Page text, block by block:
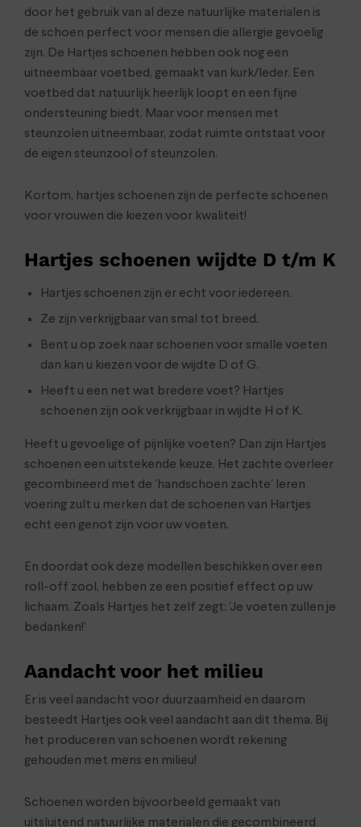
door het gebruik van al deze natuurlijke materialen is
de schoen perfect voor mensen die allergie gevoelig
zijn. De Hartjes schoenen hebben ook nog een
uitneembaar voetbed, gemaakt van kurk/leder. Een
voetbed dat natuurlijk heerlijk loopt en een fijne
ondersteuning biedt. Maar voor mensen met
steunzolen uitneembaar, zodat ruimte ontstaat voor
de eigen steunzool of steunzolen.
Kortom, hartjes schoenen zijn de perfecte schoenen
voor vrouwen die kiezen voor kwaliteit!
Hartjes schoenen wijdte D t/m K
Hartjes schoenen zijn er echt voor iedereen.
Ze zijn verkrijgbaar van smal tot breed.
Bent u op zoek naar schoenen voor smalle voeten
dan kan u kiezen voor de wijdte D of G.
Heeft u een net wat bredere voet? Hartjes
schoenen zijn ook verkrijgbaar in wijdte H of K.
Heeft u gevoelige of pijnlijke voeten? Dan zijn Hartjes
schoenen een uitstekende keuze. Het zachte overleer
gecombineerd met de ‘handschoen zachte’ leren
voering zult u merken dat de schoenen van Hartjes
echt een genot zijn voor uw voeten.
En doordat ook deze modellen beschikken over een
roll-off zool, hebben ze een positief effect op uw
lichaam. Zoals Hartjes het zelf zegt: ‘Je voeten zullen je
bedanken!’
Aandacht voor het milieu
Er is veel aandacht voor duurzaamheid en daarom
besteedt Hartjes ook veel aandacht aan dit thema. Bij
het produceren van schoenen wordt rekening
gehouden met mens en milieu!
Schoenen worden bijvoorbeeld gemaakt van
uitsluitend natuurlijke materialen die gecombineerd